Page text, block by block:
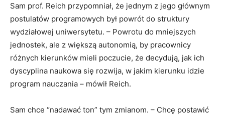
Sam prof. Reich przypomniał, że jednym z jego głównym
postulatów programowych był powrót do struktury
wydziałowej uniwersytetu. – Powrotu do mniejszych
jednostek, ale z większą autonomią, by pracownicy
różnych kierunków mieli poczucie, że decydują, jak ich
dyscyplina naukowa się rozwija, w jakim kierunku idzie
program nauczania – mówił Reich.
Sam chce “nadawać ton” tym zmianom. – Chcę postawić